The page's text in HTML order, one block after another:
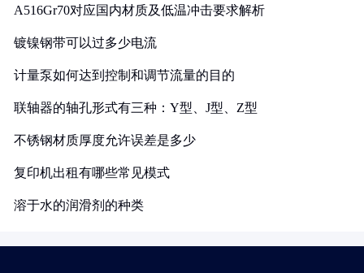
A516Gr70对应国内材质及低温冲击要求解析
镀镍钢带可以过多少电流
计量泵如何达到控制和调节流量的目的
联轴器的轴孔形式有三种：Y型、J型、Z型
不锈钢材质厚度允许误差是多少
复印机出租有哪些常见模式
溶于水的润滑剂的种类